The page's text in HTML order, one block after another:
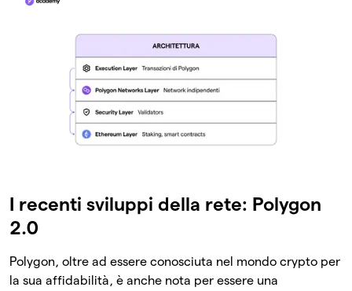
I recenti sviluppi della rete: Polygon
2.0
Polygon, oltre ad essere conosciuta nel mondo crypto per
la sua affidabilità, è anche nota per essere una